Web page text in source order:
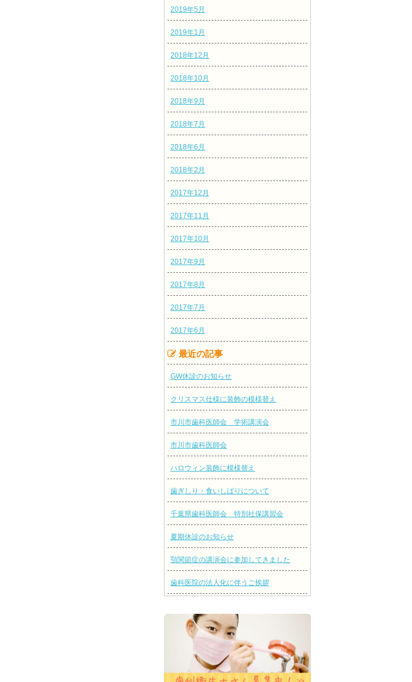
2019年5月
2019年1月
2018年12月
2018年10月
2018年9月
2018年7月
2018年6月
2018年2月
2017年12月
2017年11月
2017年10月
2017年9月
2017年8月
2017年7月
2017年6月
最近の記事
GW休診のお知らせ
クリスマス仕様に装飾の模様替え
市川市歯科医師会 学術講演会
市川市歯科医師会
ハロウィン装飾に模様替え
歯ぎしり・食いしばりについて
千葉県歯科医師会 特別社保講習会
夏期休診のお知らせ
顎関節症の講演会に参加してきました
歯科医院の法人化に伴うご挨拶